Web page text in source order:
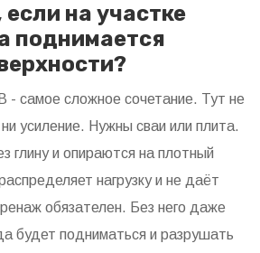
на участке
поднимается
- самое сложное сочетание. Тут не
ни усиление. Нужны сваи или плита.
глину и опираются на плотный
нагрузку и не даёт
обязателен. Без него даже
будет подниматься и разрушать